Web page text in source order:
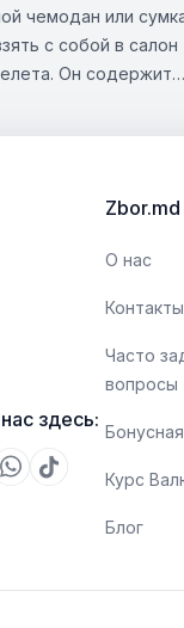
чемодан или
с собой в салон
Он содержит
здесь:
Zbor.md
О нас
Контакты
Часто
вопросы
Курс
Блог